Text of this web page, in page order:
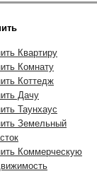
Квартиру
Комнату
Коттедж
Дачу
Таунхаус
Земельный
Коммерческую